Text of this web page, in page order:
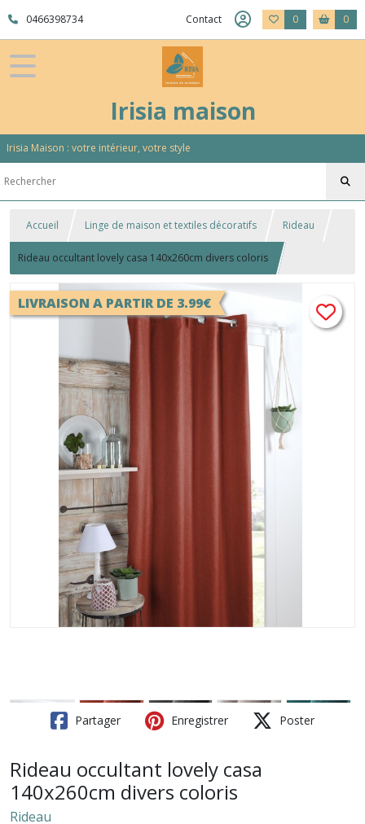
0466398734 Contact 0 0
Irisia maison
Irisia Maison : votre intérieur, votre style
Accueil Linge de maison et textiles décoratifs Rideau
Rideau occultant lovely casa 140x260cm divers coloris
LIVRAISON A PARTIR DE 3.99€
Partager Enregistrer Poster
Rideau occultant lovely casa
140x260cm divers coloris
Rideau